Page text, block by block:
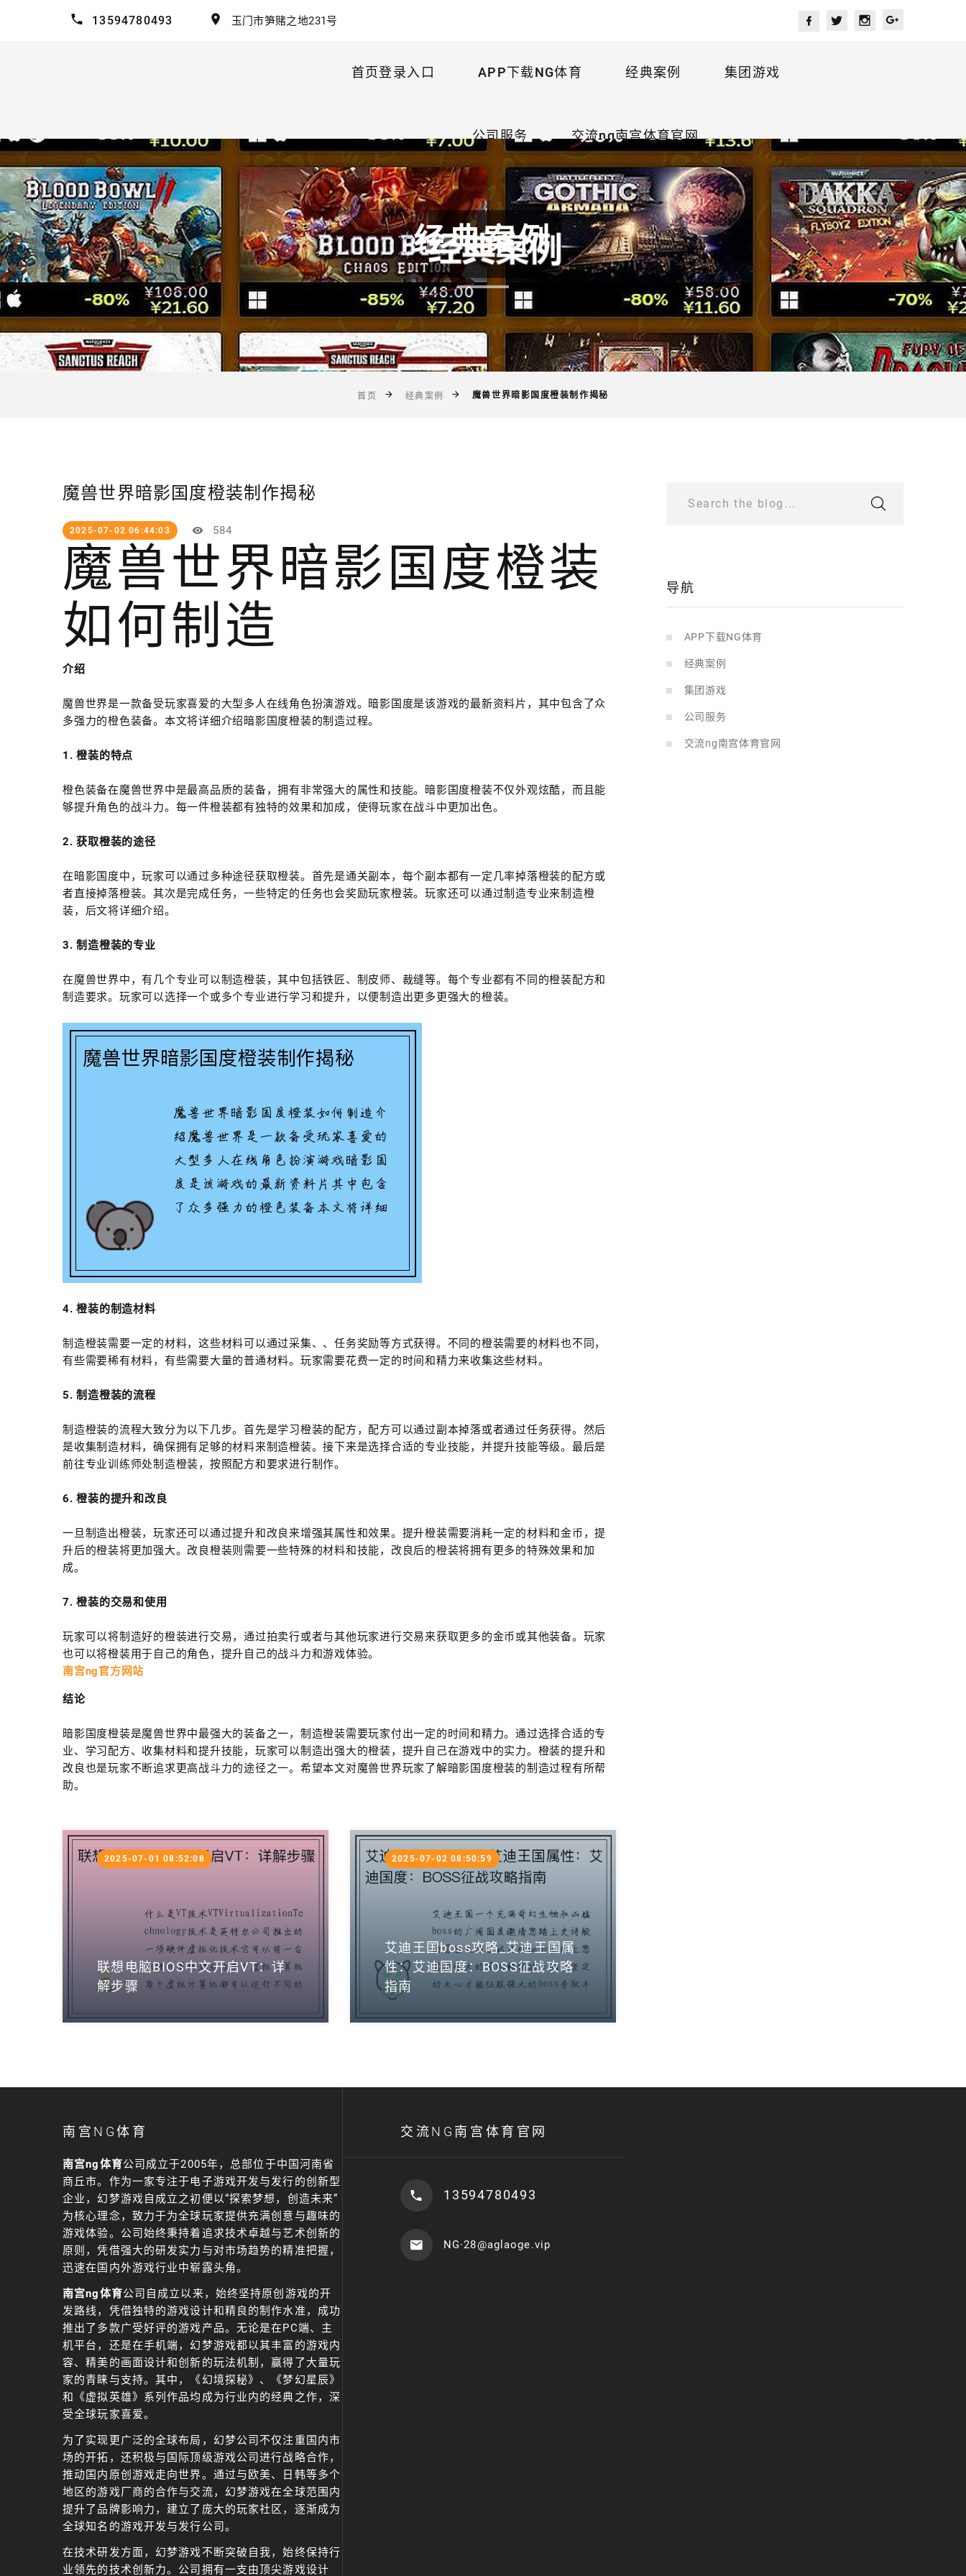
13594780493 玉门市笋赌之地231号
首页登录入口 APP下载NG体育 经典案例 集团游戏
公司服务 交流ng南宫体育官网
经典案例
首页 经典案例 魔兽世界暗影国度橙装制作揭秘
魔兽世界暗影国度橙装制作揭秘
2025-07-02 06:44:03 584
魔兽世界暗影国度橙装
如何制造
介绍
魔兽世界是一款备受玩家喜爱的大型多人在线角色扮演游戏。暗影国度是该游戏的最新资料片，其中包含了众
多强力的橙色装备。本文将详细介绍暗影国度橙装的制造过程。
1. 橙装的特点
橙色装备在魔兽世界中是最高品质的装备，拥有非常强大的属性和技能。暗影国度橙装不仅外观炫酷，而且能
够提升角色的战斗力。每一件橙装都有独特的效果和加成，使得玩家在战斗中更加出色。
2. 获取橙装的途径
在暗影国度中，玩家可以通过多种途径获取橙装。首先是通关副本，每个副本都有一定几率掉落橙装的配方或
者直接掉落橙装。其次是完成任务，一些特定的任务也会奖励玩家橙装。玩家还可以通过制造专业来制造橙
装，后文将详细介绍。
3. 制造橙装的专业
在魔兽世界中，有几个专业可以制造橙装，其中包括铁匠、制皮师、裁缝等。每个专业都有不同的橙装配方和
制造要求。玩家可以选择一个或多个专业进行学习和提升，以便制造出更多更强大的橙装。
4. 橙装的制造材料
制造橙装需要一定的材料，这些材料可以通过采集、、任务奖励等方式获得。不同的橙装需要的材料也不同，
有些需要稀有材料，有些需要大量的普通材料。玩家需要花费一定的时间和精力来收集这些材料。
5. 制造橙装的流程
制造橙装的流程大致分为以下几步。首先是学习橙装的配方，配方可以通过副本掉落或者通过任务获得。然后
是收集制造材料，确保拥有足够的材料来制造橙装。接下来是选择合适的专业技能，并提升技能等级。最后是
前往专业训练师处制造橙装，按照配方和要求进行制作。
6. 橙装的提升和改良
一旦制造出橙装，玩家还可以通过提升和改良来增强其属性和效果。提升橙装需要消耗一定的材料和金币，提
升后的橙装将更加强大。改良橙装则需要一些特殊的材料和技能，改良后的橙装将拥有更多的特殊效果和加
成。
7. 橙装的交易和使用
玩家可以将制造好的橙装进行交易，通过拍卖行或者与其他玩家进行交易来获取更多的金币或其他装备。玩家
也可以将橙装用于自己的角色，提升自己的战斗力和游戏体验。
南宫ng官方网站
结论
暗影国度橙装是魔兽世界中最强大的装备之一，制造橙装需要玩家付出一定的时间和精力。通过选择合适的专
业、学习配方、收集材料和提升技能，玩家可以制造出强大的橙装，提升自己在游戏中的实力。橙装的提升和
改良也是玩家不断追求更高战斗力的途径之一。希望本文对魔兽世界玩家了解暗影国度橙装的制造过程有所帮
助。
联想电脑BIOS中文开启VT：详
解步骤
2025-07-01 08:52:08
艾迪王国boss攻略_艾迪王国属
性：艾迪国度：BOSS征战攻略
指南
2025-07-02 08:50:59
Search the blog...
导航
APP下载NG体育
经典案例
集团游戏
公司服务
交流ng南宫体育官网
南宫NG体育
南宫ng体育公司成立于2005年，总部位于中国河南省
商丘市。作为一家专注于电子游戏开发与发行的创新型
企业，幻梦游戏自成立之初便以“探索梦想，创造未来”
为核心理念，致力于为全球玩家提供充满创意与趣味的
游戏体验。公司始终秉持着追求技术卓越与艺术创新的
原则，凭借强大的研发实力与对市场趋势的精准把握，
迅速在国内外游戏行业中崭露头角。
南宫ng体育公司自成立以来，始终坚持原创游戏的开
发路线，凭借独特的游戏设计和精良的制作水准，成功
推出了多款广受好评的游戏产品。无论是在PC端、主
机平台，还是在手机端，幻梦游戏都以其丰富的游戏内
容、精美的画面设计和创新的玩法机制，赢得了大量玩
家的青睐与支持。其中，《幻境探秘》、《梦幻星辰》
和《虚拟英雄》系列作品均成为行业内的经典之作，深
受全球玩家喜爱。
为了实现更广泛的全球布局，幻梦公司不仅注重国内市
场的开拓，还积极与国际顶级游戏公司进行战略合作，
推动国内原创游戏走向世界。通过与欧美、日韩等多个
地区的游戏厂商的合作与交流，幻梦游戏在全球范围内
提升了品牌影响力，建立了庞大的玩家社区，逐渐成为
全球知名的游戏开发与发行公司。
在技术研发方面，幻梦游戏不断突破自我，始终保持行
业领先的技术创新力。公司拥有一支由顶尖游戏设计
交流NG南宫体育官网
13594780493
NG·28@aglaoge.vip